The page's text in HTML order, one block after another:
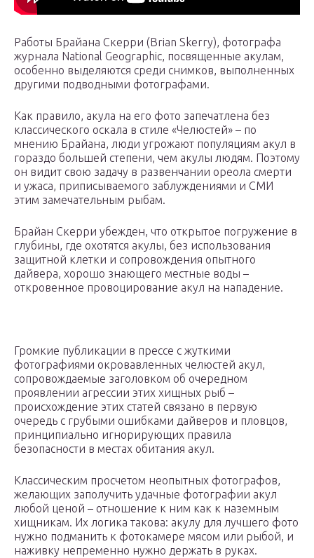
Работы Брайана Скерри (Brian Skerry), фотографа
журнала National Geographic, посвященные акулам,
особенно выделяются среди снимков, выполненных
другими подводными фотографами.
Как правило, акула на его фото запечатлена без
классического оскала в стиле «Челюстей» – по
мнению Брайана, люди угрожают популяциям акул в
гораздо большей степени, чем акулы людям. Поэтому
он видит свою задачу в развенчании ореола смерти
и ужаса, приписываемого заблуждениями и СМИ
этим замечательным рыбам.
Брайан Скерри убежден, что открытое погружение в
глубины, где охотятся акулы, без использования
защитной клетки и сопровождения опытного
дайвера, хорошо знающего местные воды –
откровенное провоцирование акул на нападение.
Громкие публикации в прессе с жуткими
фотографиями окровавленных челюстей акул,
сопровождаемые заголовком об очередном
проявлении агрессии этих хищных рыб –
происхождение этих статей связано в первую
очередь с грубыми ошибками дайверов и пловцов,
принципиально игнорирующих правила
безопасности в местах обитания акул.
Классическим просчетом неопытных фотографов,
желающих заполучить удачные фотографии акул
любой ценой – отношение к ним как к наземным
хищникам. Их логика такова: акулу для лучшего фото
нужно подманить к фотокамере мясом или рыбой, и
наживку непременно нужно держать в руках.